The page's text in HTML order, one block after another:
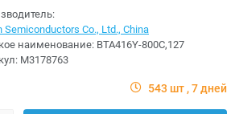
Semiconductors Co., Ltd., China
наименование: BTA416Y-800C,127
M3178763
543 шт 7 дней